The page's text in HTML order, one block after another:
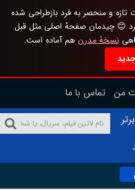
تازه و منحصر به فرد بازطراحی شده
😊 چیدمان صفحهٔ اصلی مثل قبل
نسخهٔ مدرن هم آماده است.
من تماس با ما